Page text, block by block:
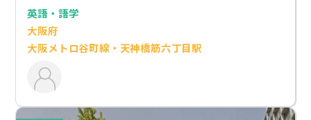
英語・語学
大阪府
大阪メトロ谷町線・天神橋筋六丁目駅